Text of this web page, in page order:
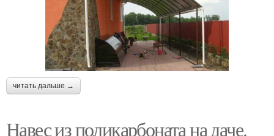
читать дальше →
Навес из поликарбоната на даче.